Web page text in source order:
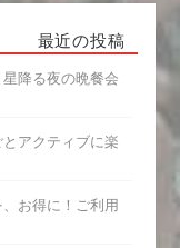
最近の投稿
降る夜の晩餐会
アクティブに楽
お得に！ご利用